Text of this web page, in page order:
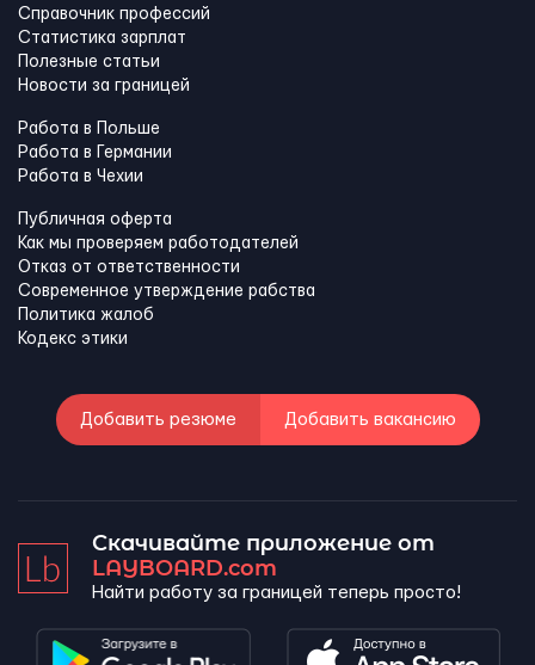
Справочник профессий
Статистика зарплат
Полезные статьи
Новости за границей
Работа в Польше
Работа в Германии
Работа в Чехии
Публичная оферта
Как мы проверяем работодателей
Отказ от ответственности
Современное утверждение рабства
Политика жалоб
Кодекс этики
Добавить резюме Добавить вакансию
Скачивайте приложение от
LAYBOARD.com
Найти работу за границей теперь просто!